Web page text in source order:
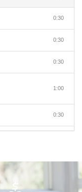
0:30
0:30
0:30
1:00
0:30